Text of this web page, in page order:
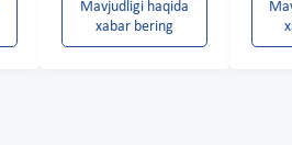
Mavjudligi haqida
xabar bering